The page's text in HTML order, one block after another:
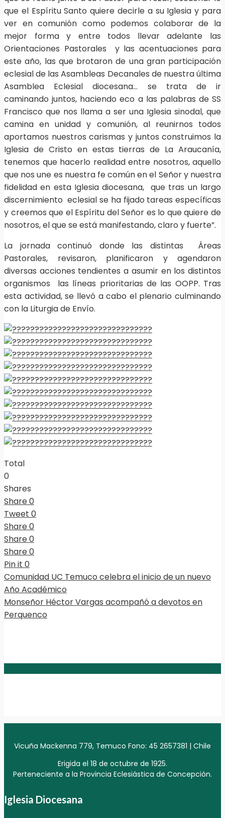
que el Espíritu Santo quiere decirle a su Iglesia y para
ver en comunión como podemos colaborar de la
mejor forma y entre todos llevar adelante las
Orientaciones Pastorales y las acentuaciones para
este año, las que brotaron de una gran participación
eclesial de las Asambleas Decanales de nuestra última
Asamblea Eclesial diocesana… se trata de ir
caminando juntos, haciendo eco a las palabras de SS
Francisco que nos llama a ser una Iglesia sinodal, que
camina en unidad y comunión, al reunirnos todos
aportamos nuestros carismas y juntos construimos la
Iglesia de Cristo en estas tierras de La Araucanía,
tenemos que hacerlo realidad entre nosotros, aquello
que nos une es nuestra fe común en el Señor y nuestra
fidelidad en esta Iglesia diocesana, que tras un largo
discernimiento eclesial se ha fijado tareas específicas
y creemos que el Espíritu del Señor es lo que quiere de
nosotros, el que se está manifestando, claro y fuerte”.
La jornada continuó donde las distintas Áreas
Pastorales, revisaron, planificaron y agendaron
diversas acciones tendientes a asumir en los distintos
organismos las líneas prioritarias de las OOPP. Tras
esta actividad, se llevó a cabo el plenario culminando
con la Liturgia de Envío.
Total
0
Shares
Share0
Tweet 0
Share0
Share0
Share0
Pin it 0
Comunidad UC Temuco celebra el inicio de un nuevo
Año Académico
Monseñor Héctor Vargas acompañó a devotos en
Perquenco
Vicuña Mackenna 779, Temuco Fono: 45 2657381 | Chile
Erigida el 18 de octubre de 1925.
Perteneciente a la Provincia Eclesiástica de Concepción.
Iglesia Diocesana